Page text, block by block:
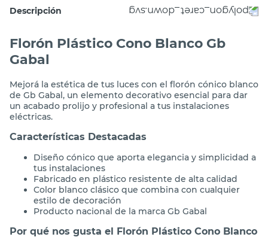
Descripción
Florón Plástico Cono Blanco Gb
Gabal
Mejorá la estética de tus luces con el florón cónico blanco
de Gb Gabal, un elemento decorativo esencial para dar
un acabado prolijo y profesional a tus instalaciones
eléctricas.
Características Destacadas
Diseño cónico que aporta elegancia y simplicidad a
tus instalaciones
Fabricado en plástico resistente de alta calidad
Color blanco clásico que combina con cualquier
estilo de decoración
Producto nacional de la marca Gb Gabal
Por qué nos gusta el Florón Plástico Cono Blanco